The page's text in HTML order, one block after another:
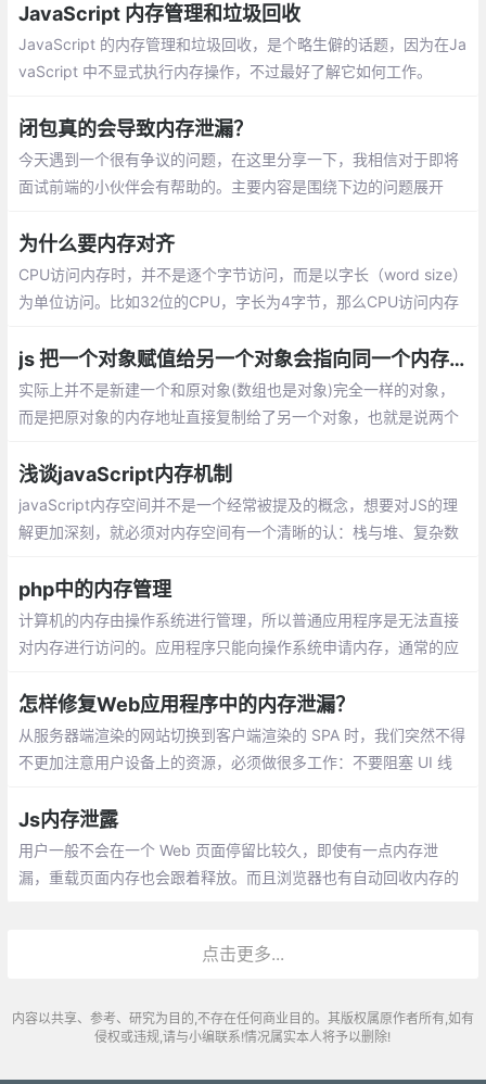
JavaScript 内存管理和垃圾回收
JavaScript 的内存管理和垃圾回收，是个略生僻的话题，因为在Ja
vaScript 中不显式执行内存操作，不过最好了解它如何工作。
闭包真的会导致内存泄漏？
今天遇到一个很有争议的问题，在这里分享一下，我相信对于即将
面试前端的小伙伴会有帮助的。主要内容是围绕下边的问题展开
为什么要内存对齐
CPU访问内存时，并不是逐个字节访问，而是以字长（word size）
为单位访问。比如32位的CPU，字长为4字节，那么CPU访问内存
js 把一个对象赋值给另一个对象会指向同一个内存地址
实际上并不是新建一个和原对象(数组也是对象)完全一样的对象，
而是把原对象的内存地址直接复制给了另一个对象，也就是说两个
浅谈javaScript内存机制
javaScript内存空间并不是一个经常被提及的概念，想要对JS的理
解更加深刻，就必须对内存空间有一个清晰的认：栈与堆、复杂数
php中的内存管理
计算机的内存由操作系统进行管理，所以普通应用程序是无法直接
对内存进行访问的。应用程序只能向操作系统申请内存，通常的应
作系统申请内存。
怎样修复Web应用程序中的内存泄漏？
从服务器端渲染的网站切换到客户端渲染的 SPA 时，我们突然不得
不更加注意用户设备上的资源，必须做很多工作：不要阻塞 UI 线
我们将交互性和“类应用程序”行为转换成了更好的新型问题
Js内存泄露
用户一般不会在一个 Web 页面停留比较久，即使有一点内存泄
漏，重载页面内存也会跟着释放。而且浏览器也有自动回收内存的
点击更多...
内容以共享、参考、研究为目的,不存在任何商业目的。其版权属原作者所有,如有
侵权或违规,请与小编联系!情况属实本人将予以删除!